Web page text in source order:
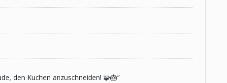
den Kuchen anzuschneiden! 🧩🎂“